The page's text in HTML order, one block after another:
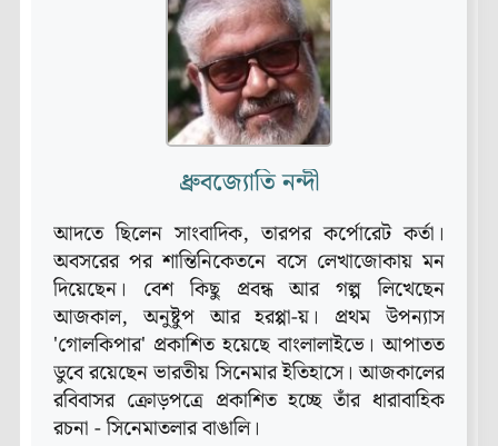
ধ্রুবজ্যোতি নন্দী
আদতে ছিলেন সাংবাদিক, তারপর কর্পোরেট কর্তা।
অবসরের পর শান্তিনিকেতনে বসে লেখাজোকায় মন
দিয়েছেন। বেশ কিছু প্রবন্ধ আর গল্প লিখেছেন
আজকাল, অনুষ্টুপ আর হরপ্পা-য়। প্রথম উপন্যাস
'গোলকিপার' প্রকাশিত হয়েছে বাংলালাইভে। আপাতত
ডুবে রয়েছেন ভারতীয় সিনেমার ইতিহাসে। আজকালের
রবিবাসর ক্রোড়পত্রে প্রকাশিত হচ্ছে তাঁর ধারাবাহিক
রচনা - সিনেমাতলার বাঙালি।